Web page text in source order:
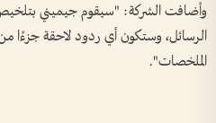
وأضافت الشركة: "سيقوم جيميني
الرسائل، وستكون أي ردود لاحقة جزءًا
الملخصات".